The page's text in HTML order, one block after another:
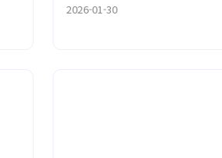
2026-01-30